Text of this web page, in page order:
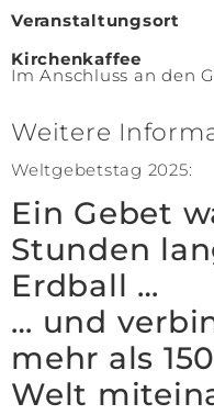
Veranstaltungsort
Kirchenkaffee
Im Anschluss an den
Weitere
Weltgebetstag 2025:
Ein Gebet
Stunden
Erdball …
… und
mehr als
Welt